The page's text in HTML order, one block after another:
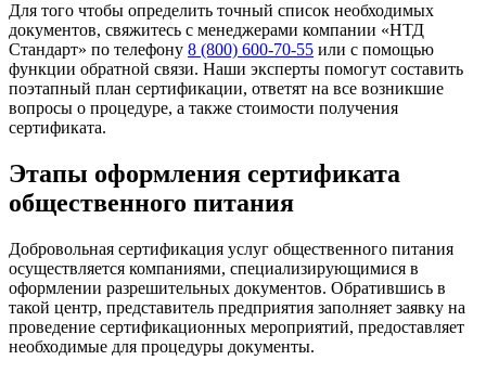
Для того чтобы определить точный список необходимых
документов, свяжитесь с менеджерами компании «НТД
Стандарт» по телефону 8 (800) 600-70-55 или с помощью
функции обратной связи. Наши эксперты помогут составить
поэтапный план сертификации, ответят на все возникшие
вопросы о процедуре, а также стоимости получения
сертификата.
Этапы оформления сертификата
общественного питания
Добровольная сертификация услуг общественного питания
осуществляется компаниями, специализирующимися в
оформлении разрешительных документов. Обратившись в
такой центр, представитель предприятия заполняет заявку на
проведение сертификационных мероприятий, предоставляет
необходимые для процедуры документы.